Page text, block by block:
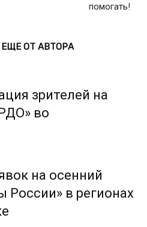
помогать!
ЕЩЕ ОТ АВТОРА
зрителей на
во
на осенний
России» в регионах